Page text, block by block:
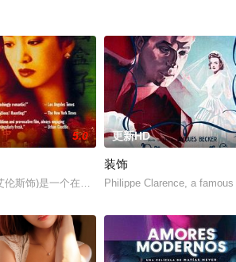
饰）邂逅了美丽的女护士凯瑟琳（珍妮弗·琼斯
年的真实案件“利奥波德&里普谋杀案”。奥逊威
5.0
伦斯饰)是一个在香港生活多年的英国摄影师;他的
更新HD
装饰
Philippe Clarence, a